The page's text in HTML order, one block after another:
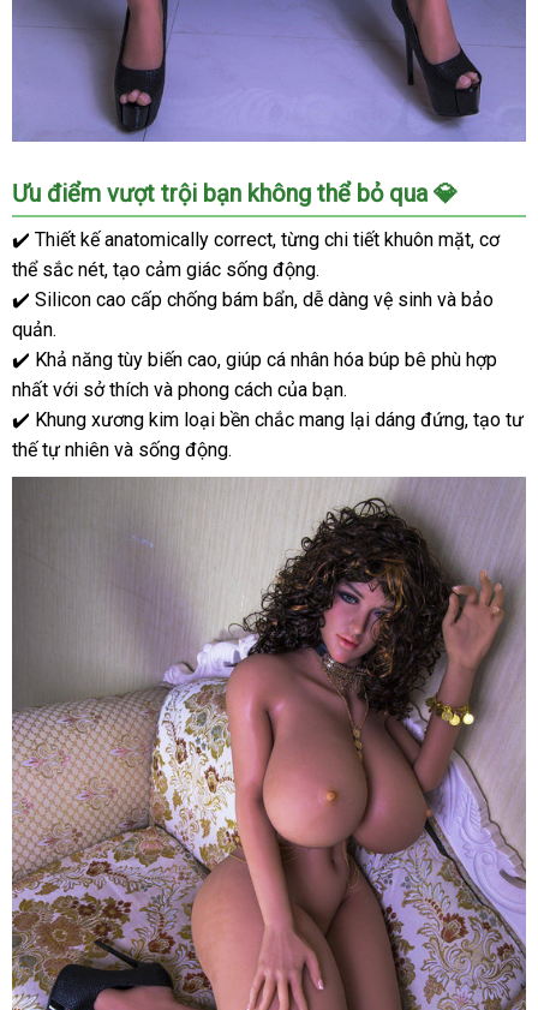
Búp
Bê
Tình
Dục
JY
Doll
Sandy
159cm
Cao
Cấp
Mềm
Ưu điểm vượt trội bạn không thể bỏ qua 💎
✔️ Thiết kế anatomically correct, từng chi tiết khuôn mặt, cơ
thể sắc nét, tạo cảm giác sống động.
✔️ Silicon cao cấp chống bám bẩn, dễ dàng vệ sinh và bảo
quản.
✔️ Khả năng tùy biến cao, giúp cá nhân hóa búp bê phù hợp
nhất với sở thích và phong cách của bạn.
✔️ Khung xương kim loại bền chắc mang lại dáng đứng, tạo tư
thế tự nhiên và sống động.